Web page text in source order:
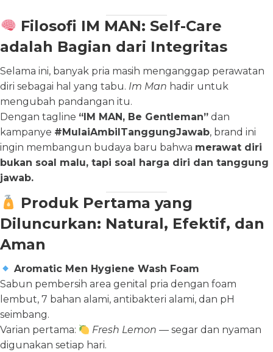
Filosofi IM MAN: Self-Care
adalah Bagian dari Integritas
Selama ini, banyak pria masih menganggap perawatan
diri sebagai hal yang tabu. Im Man hadir untuk
mengubah pandangan itu.
Dengan tagline “IM MAN, Be Gentleman” dan
kampanye #MulaiAmbilTanggungJawab, brand ini
ingin membangun budaya baru bahwa merawat diri
bukan soal malu, tapi soal harga diri dan tanggung
jawab.
Produk Pertama yang
Diluncurkan: Natural, Efektif, dan
Aman
Aromatic Men Hygiene Wash Foam
Sabun pembersih area genital pria dengan foam
lembut, 7 bahan alami, antibakteri alami, dan pH
seimbang.
Varian pertama:
Fresh Lemon — segar dan nyaman
digunakan setiap hari.